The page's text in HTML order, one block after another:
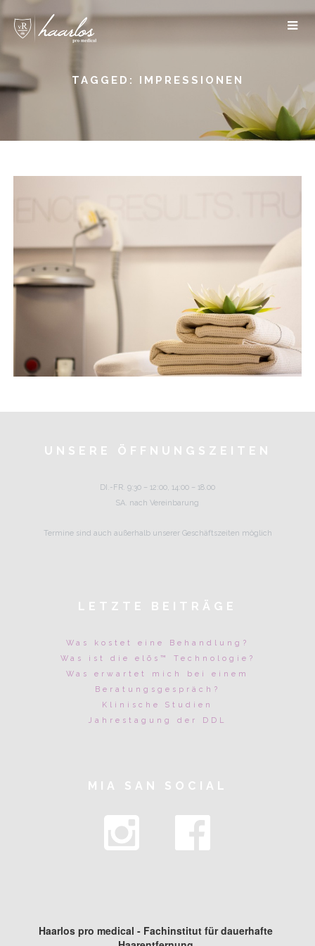
TAGGED: IMPRESSIONEN
UNSERE ÖFFNUNGSZEITEN
DI.-FR. 9:30 – 12:00, 14:00 – 18.00
SA. nach Vereinbarung
Termine sind auch außerhalb unserer Geschäftszeiten möglich
LETZTE BEITRÄGE
Was kostet eine Behandlung?
Was ist die elōs™ Technologie?
Was erwartet mich bei einem
Beratungsgespräch?
Klinische Studien
Jahrestagung der DDL
MIA SAN SOCIAL
Haarlos pro medical - Fachinstitut für dauerhafte